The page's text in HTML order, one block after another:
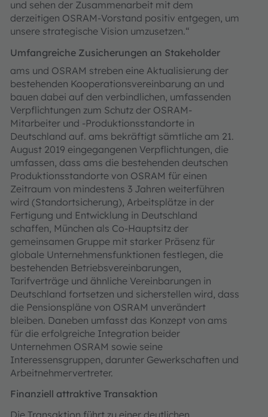
und sehen der Zusammenarbeit mit dem
derzeitigen OSRAM-Vorstand positiv entgegen, um
unsere strategische Vision umzusetzen.“
Umfangreiche Zusicherungen an Stakeholder
ams und OSRAM streben eine Aktualisierung der
bestehenden Kooperationsvereinbarung an und
bauen dabei auf den verbindlichen, umfassenden
Verpflichtungen zum Schutz der OSRAM-
Mitarbeiter und -Produktionsstandorte in
Deutschland auf. ams bekräftigt sämtliche am 21.
August 2019 eingegangenen Verpflichtungen, die
umfassen, dass ams die bestehenden deutschen
Produktionsstandorte von OSRAM für einen
Zeitraum von mindestens 3 Jahren weiterführen
wird (Standortsicherung), Arbeitsplätze in der
Fertigung und Entwicklung in Deutschland
schaffen, München als Co-Hauptsitz der
gemeinsamen Gruppe mit starker Präsenz für
globale Unternehmensfunktionen festlegen, die
bestehenden Betriebsvereinbarungen,
Tarifverträge und ähnliche Vereinbarungen in
Deutschland fortsetzen und sicherstellen wird, dass
die Pensionspläne von OSRAM unverändert
bleiben. Daneben umfasst das Konzept von ams
für die erfolgreiche Integration beider
Unternehmen OSRAM sowie seine
Interessensgruppen, darunter Gewerkschaften und
Arbeitnehmervertreter.
Finanziell attraktive Transaktion